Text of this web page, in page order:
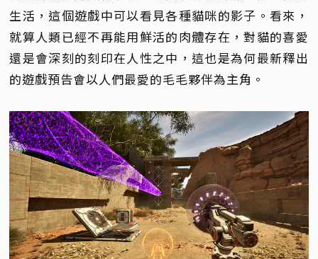
生活，這個遊戲中可以看見各種貓咪的影子。看來，
就算人類已經不再能用鮮活的肉體存在，對貓的喜愛
還是會深刻的刻印在人性之中，這也是為何最新釋出
的遊戲預告會以人們最愛的毛毛夥伴為主角。